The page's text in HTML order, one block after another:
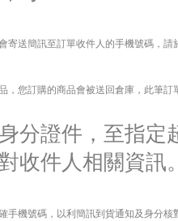
寄送簡訊至訂單收件人的手機號碼，
，您訂購的商品會被送回倉庫，此筆訂
分證件，至指定
收件人相關資訊
手機號碼，以利簡訊到貨通知及身分核